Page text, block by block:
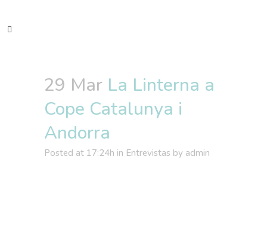
29 Mar La Linterna a
Cope Catalunya i
Andorra
Posted at 17:24h in Entrevistas by admin